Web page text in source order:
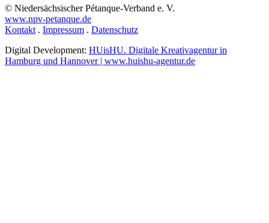
© Niedersächsischer Pétanque-Verband e. V.
www.npv-petanque.de
Kontakt . Impressum . Datenschutz
Digital Development: HUisHU. Digitale Kreativagentur in
Hamburg und Hannover | www.huishu-agentur.de